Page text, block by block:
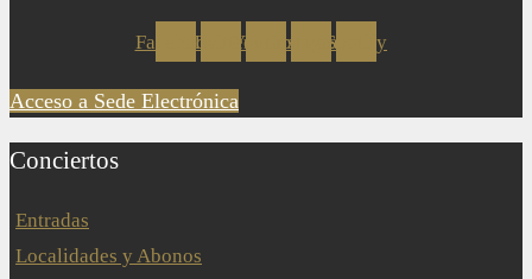
FacebookTwitterYoutubeInstagramSpotify
Acceso a Sede Electrónica
Conciertos
Entradas
Localidades y Abonos